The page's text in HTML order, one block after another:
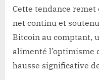
Cette tendance remet
net continu et
Bitcoin au comptant,
alimenté l’optimisme
hausse significative